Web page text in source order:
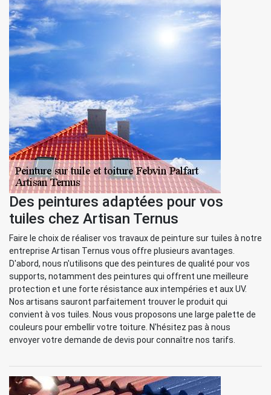
Des peintures adaptées pour vos
tuiles chez Artisan Ternus
Faire le choix de réaliser vos travaux de peinture sur tuiles à notre
entreprise Artisan Ternus vous offre plusieurs avantages.
D'abord, nous n'utilisons que des peintures de qualité pour vos
supports, notamment des peintures qui offrent une meilleure
protection et une forte résistance aux intempéries et aux UV.
Nos artisans sauront parfaitement trouver le produit qui
convient à vos tuiles. Nous vous proposons une large palette de
couleurs pour embellir votre toiture. N'hésitez pas à nous
envoyer votre demande de devis pour connaître nos tarifs.